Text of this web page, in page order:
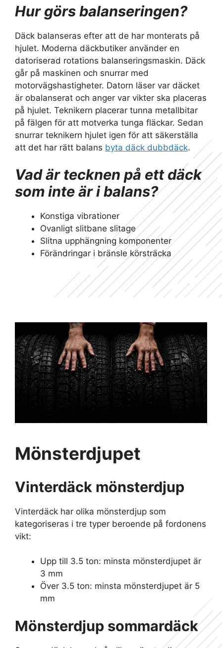
Hur görs balanseringen?
Däck balanseras efter att de har monterats på
hjulet. Moderna däckbutiker använder en
datoriserad rotations balanseringsmaskin. Däck
går på maskinen och snurrar med
motorvägshastigheter. Datorn läser var däcket
är obalanserat och anger var vikter ska placeras
på hjulet. Teknikern placerar tunna metallbitar
på fälgen för att motverka tunga fläckar. Sedan
snurrar teknikern hjulet igen för att säkerställa
att det har rätt balans byta däck dubbdäck.
Vad är tecknen på ett däck
som inte är i balans?
Konstiga vibrationer
Ovanligt slitbane slitage
Slitna upphängning komponenter
Förändringar i bränsle körsträcka
Mönsterdjupet
Vinterdäck mönsterdjup
Vinterdäck har olika mönsterdjup som
kategoriseras i tre typer beroende på fordonens
vikt:
Upp till 3.5 ton: minsta mönsterdjupet är
3 mm
Över 3.5 ton: minsta mönsterdjupet är 5
mm
Mönsterdjup sommardäck